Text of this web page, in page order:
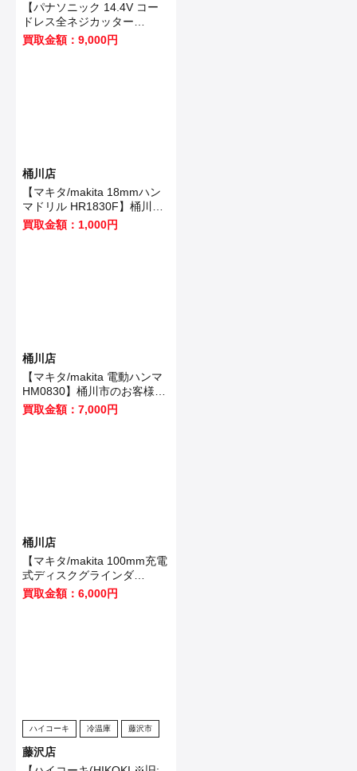
【パナソニック 14.4V コー
ドレス全ネジカッター
EZ4540LZ2S-B 】藤沢市の
お客様から買取させていただ
買取金額：9,000円
桶川店
【マキタ/makita 18mmハン
マドリル HR1830F】桶川市
のお客様から買取いたしまし
買取金額：1,000円
桶川店
【マキタ/makita 電動ハンマ
HM0830】桶川市のお客様か
ら買取いたしました！
買取金額：7,000円
桶川店
【マキタ/makita 100mm充電
式ディスクグラインダ
GA403DRGN】桶川市のお客
様から買取いたしました！
買取金額：6,000円
ハイコーキ 冷温庫 藤沢市
藤沢店